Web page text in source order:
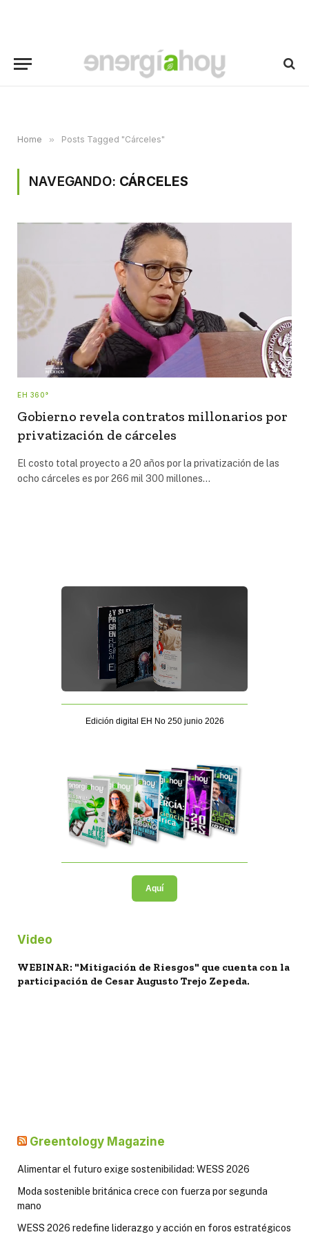
Home » Posts Tagged "Cárceles"
NAVEGANDO: CÁRCELES
EH 360°
Gobierno revela contratos millonarios por
privatización de cárceles
El costo total proyecto a 20 años por la privatización de las
ocho cárceles es por 266 mil 300 millones…
Edición digital EH No 250 junio 2026
Aquí
Video
WEBINAR: "Mitigación de Riesgos" que cuenta con la
participación de Cesar Augusto Trejo Zepeda.
Greentology Magazine
Alimentar el futuro exige sostenibilidad: WESS 2026
Moda sostenible británica crece con fuerza por segunda
mano
WESS 2026 redefine liderazgo y acción en foros estratégicos